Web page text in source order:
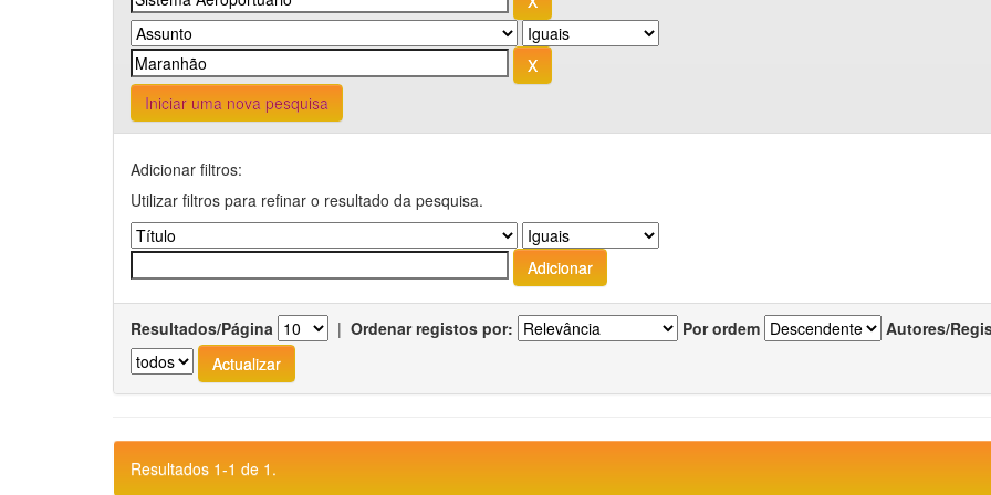
Iniciar uma nova pesquisa
Adicionar filtros:
Utilizar filtros para refinar o resultado da pesquisa.
Resultados/Página | Ordenar registos por: Por ordem Autores/
Resultados 1-1 de 1.